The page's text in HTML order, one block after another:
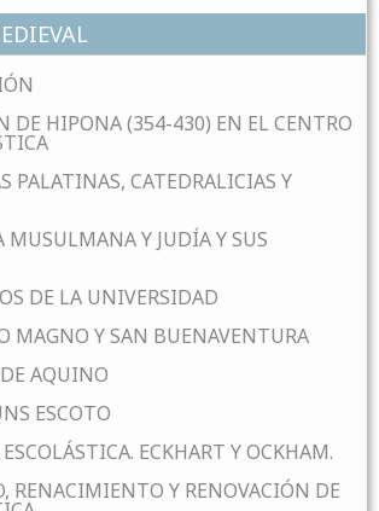
DE HIPONA (354-430) EN EL CENTRO
PALATINAS, CATEDRALICIAS Y
MUSULMANA Y JUDÍA Y SUS
DE LA UNIVERSIDAD
MAGNO Y SAN BUENAVENTURA
AQUINO
ESCOTO
ECKHART Y OCKHAM.
RENACIMIENTO Y RENOVACIÓN DE